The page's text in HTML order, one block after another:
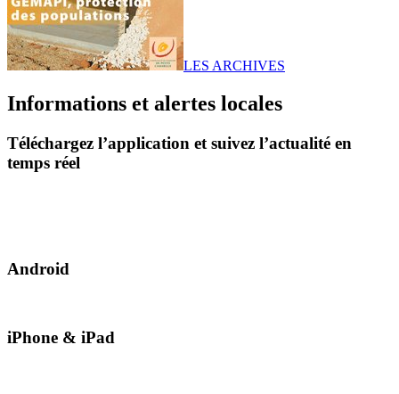
LES ARCHIVES
Informations et alertes locales
Téléchargez l’application et suivez l’actualité en
temps réel
Android
iPhone & iPad